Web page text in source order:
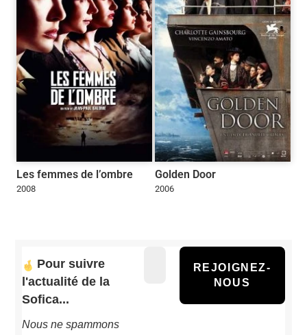
Les femmes de l’ombre
2008
Golden Door
2006
Pour suivre
l'actualité de la
Sofica...
Nous ne spammons